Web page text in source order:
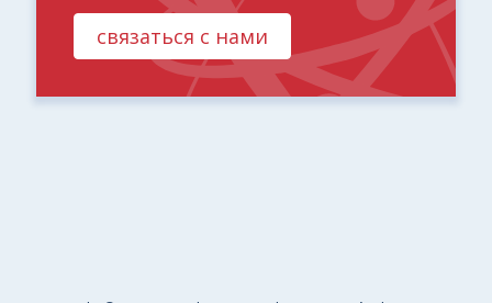
связаться с нами